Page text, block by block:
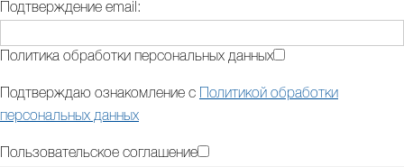
Подтверждение email:
Политика обработки персональных данных
Подтверждаю ознакомление с
Политикой обработки
персональных данных
Пользовательское соглашение